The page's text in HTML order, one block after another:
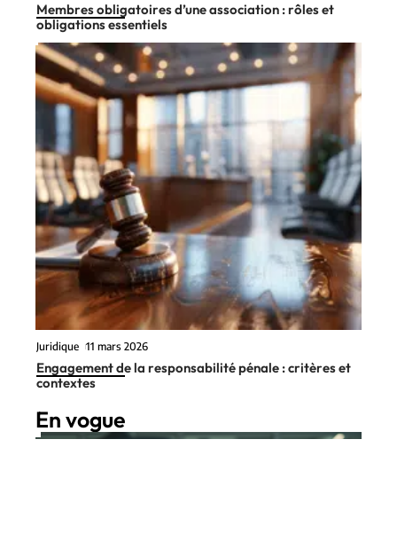
Membres obligatoires d’une association : rôles et
obligations essentiels
Juridique 11 mars 2026
Engagement de la responsabilité pénale : critères et
contextes
En vogue